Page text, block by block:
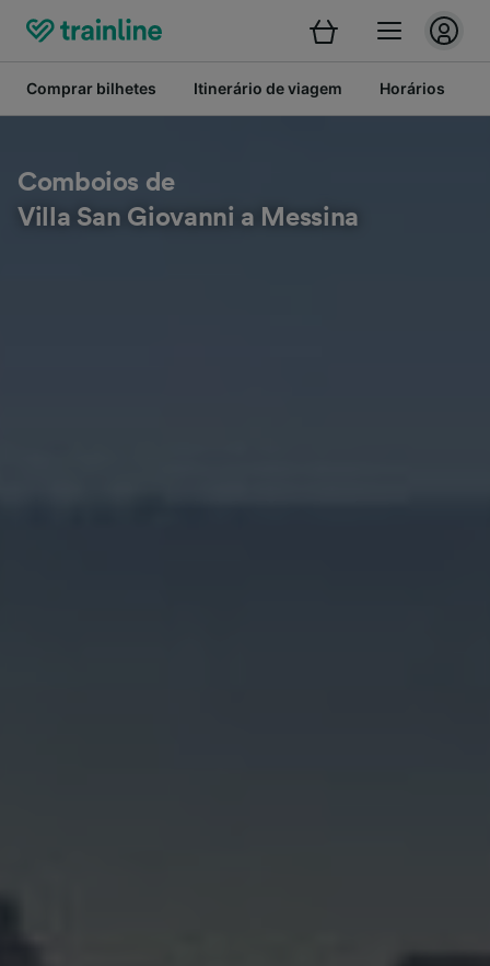
Comprar bilhetes Itinerário de viagem Horários
Comboios de
Villa San Giovanni a Messina